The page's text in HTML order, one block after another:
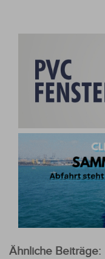
Ähnliche Beiträge: